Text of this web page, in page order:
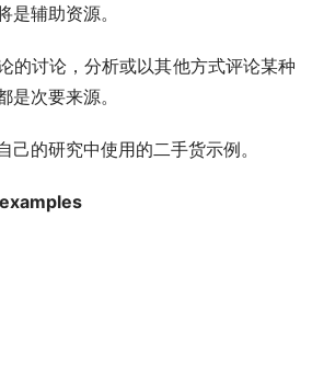
是辅助资源。
的讨论，分析或以其他方式评论某种
是次要来源。
己的研究中使用的二手货示例。